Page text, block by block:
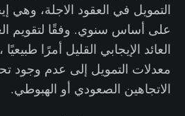
على أساس سنوي. وفقًا لتقويم
العائد الإيجابي القليل أمرًا
معدلات التمويل إلى عدم وجود
الاتجاهين الصعودي أو الهبوطي.